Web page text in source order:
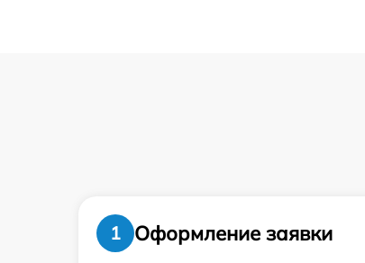
1
Оформление заявки